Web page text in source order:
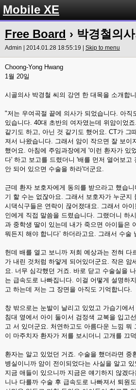
Mobile XE
Free Board › 박경철의
Admin | 2014.01.28 18:55:19 | Skip to menu
Choong-Yong Hwang
1월 20일
시골의사 박경철 씨의 강연 한 대목을 소개합
"저는 우여곡절 끝에 의사가 되었습니다. 아직
있습니다. 40대 초반의 여자였는데 위암이었
같기도 하고, 아닌 것 같기도 했어요. CT가 그
져서 나왔습니다. 그래서 암이 작으면 잘 보이
했어요. 아침에 주임과장에게 '이런 환자가 있
다' 하고 보고를 드렸더니 '배를 먼저 열어보고
안 되어 있으면 수술을 하라'더군요.
근데 환자 보호자에게 동의를 받으라고 했습
기 할 수는 없잖아요. 그래서 보호자가 누군지
시댁식구들은 연락이 끊어졌대요. 그래서 아
인에게 직접 말씀을 드렸습니다. 그랬더니 하
과 중학생 딸이 있는데 내가 죽으면 아이들은
뭐든지 해야 합니다’ 하더라고요. 그래서 수술
헌데 배를 열고 보니까 저희 예상과는 전혀 다
가 내린 것처럼 하얗게 되어있더군요. 작은 암
요. 너무 심각했던 거죠. 바로 닫고 수술실을
는 급속도로 나빠집니다. 이걸 어떻게 설명하
고 하는데 저는 그 장면을 아직도 기억합니다.
창 밖으로는 눈발이 날리고 있었고 가습기에
침대 옆에서 아이 둘이서 검정색 교복을 입고
고 서 있더군요. 처연하고도 아름다운 느낌 뭐
이 마주치자 환자가 저를 보시더니 고개를 끄
환자는 알고 있었던 거죠. 수술을 했더라면 중
병실이니까 암이 전이되었다는 사실을 알고
지금 애들이 있으니까 지금은 얘기하지 않겠
니나 다를까 수술 후 급속도로 나빠져서 퇴원